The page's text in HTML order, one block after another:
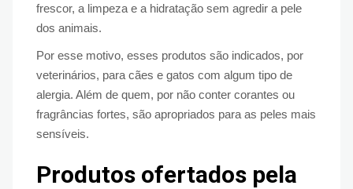
frescor, a limpeza e a hidratação sem agredir a pele
dos animais.
Por esse motivo, esses produtos são indicados, por
veterinários, para cães e gatos com algum tipo de
alergia. Além de quem, por não conter corantes ou
fragrâncias fortes, são apropriados para as peles mais
sensíveis.
Produtos ofertados pela